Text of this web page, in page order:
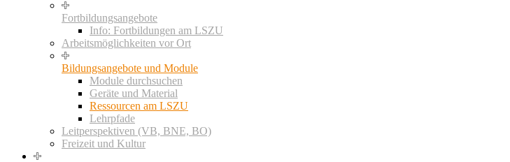
Fortbildungsangebote
Info: Fortbildungen am LSZU
Arbeitsmöglichkeiten vor Ort
Bildungsangebote und Module
Module durchsuchen
Geräte und Material
Ressourcen am LSZU
Lehrpfade
Leitperspektiven (VB, BNE, BO)
Freizeit und Kultur